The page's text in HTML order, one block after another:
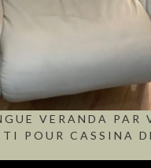
VERANDA PAR
POUR CASSINA